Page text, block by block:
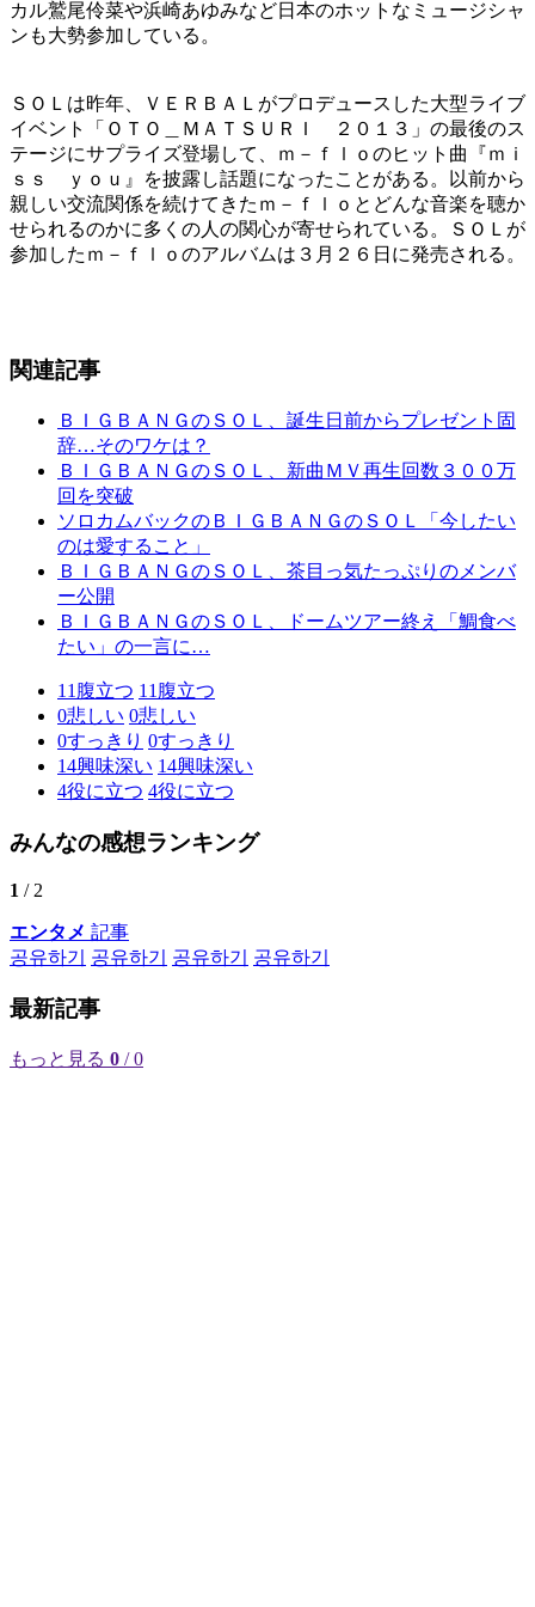
カル鷲尾伶菜や浜崎あゆみなど日本のホットなミュージシャ
ンも大勢参加している。
ＳＯＬは昨年、ＶＥＲＢＡＬがプロデュースした大型ライブ
イベント「ＯＴＯ＿ＭＡＴＳＵＲＩ ２０１３」の最後のス
テージにサプライズ登場して、ｍ－ｆｌｏのヒット曲『ｍｉ
ｓｓ ｙｏｕ』を披露し話題になったことがある。以前から
親しい交流関係を続けてきたｍ－ｆｌｏとどんな音楽を聴か
せられるのかに多くの人の関心が寄せられている。ＳＯＬが
参加したｍ－ｆｌｏのアルバムは３月２６日に発売される。
関連記事
ＢＩＧＢＡＮＧのＳＯＬ、誕生日前からプレゼント固
辞…そのワケは？
ＢＩＧＢＡＮＧのＳＯＬ、新曲ＭＶ再生回数３００万
回を突破
ソロカムバックのＢＩＧＢＡＮＧのＳＯＬ「今したい
のは愛すること」
ＢＩＧＢＡＮＧのＳＯＬ、茶目っ気たっぷりのメンバ
ー公開
ＢＩＧＢＡＮＧのＳＯＬ、ドームツアー終え「鯛食べ
たい」の一言に…
11 腹立つ 11 腹立つ
0悲しい 0悲しい
0すっきり 0すっきり
14興味深い 14興味深い
4役に立つ 4役に立つ
みんなの感想ランキング
1 / 2
エンタメ 記事
공유하기
공유하기 공유하기 공유하기
最新記事
もっと見る 0 / 0